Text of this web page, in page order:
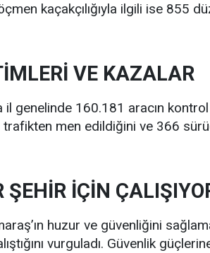
kaçakçılığıyla ilgili ise 855
VE KAZALAR
il genelinde 160.181 aracın
trafikten men edildiğini ve 366
ŞEHİR İÇİN
huzur ve güvenliğini
vurguladı. Güvenlik